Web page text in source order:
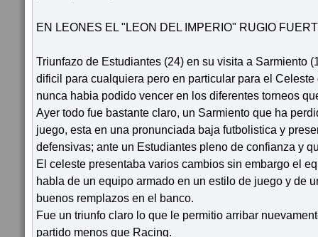
EN LEONES EL "LEON DEL IMPERIO" RUGIO
Triunfazo de Estudiantes (24) en su visita a Sarmiento
dificil para cualquiera pero en particular para el
nunca habia podido vencer en los diferentes torneos
Ayer todo fue bastante claro, un Sarmiento que ha
juego, esta en una pronunciada baja futbolistica y
defensivas; ante un Estudiantes pleno de confianza y
El celeste presentaba varios cambios sin embargo el
habla de un equipo armado en un estilo de juego y de
buenos remplazos en el banco.
Fue un triunfo claro lo que le permitio arribar
partido menos que Racing.